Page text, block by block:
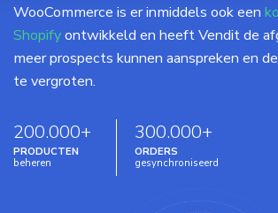
WooCommerce is er inmiddels ook een
Shopifyontwikkeld en heeft Vendit de
meer prospects kunnen aanspreken en
te vergroten.
200.000+
PRODUCTEN
beheren
300.000+
ORDERS
gesynchroniseerd